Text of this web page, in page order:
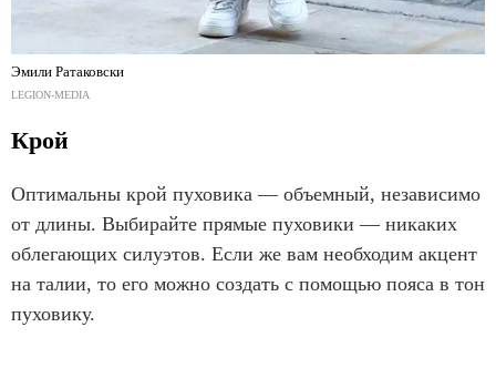
Эмили Ратаковски
LEGION-MEDIA
Крой
Оптимальны крой пуховика — объемный, независимо
от длины. Выбирайте прямые пуховики — никаких
облегающих силуэтов. Если же вам необходим акцент
на талии, то его можно создать с помощью пояса в тон
пуховику.